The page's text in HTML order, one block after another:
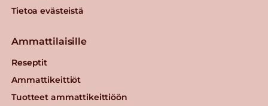
Tietoa evästeistä
Ammattilaisille
Reseptit
Ammattikeittiöt
Tuotteet ammattikeittiöön